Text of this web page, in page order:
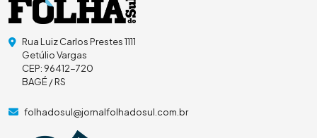
Rua Luiz Carlos Prestes 1111
Getúlio Vargas
CEP: 96412-720
BAGÉ / RS
folhadosul@jornalfolhadosul.com.br